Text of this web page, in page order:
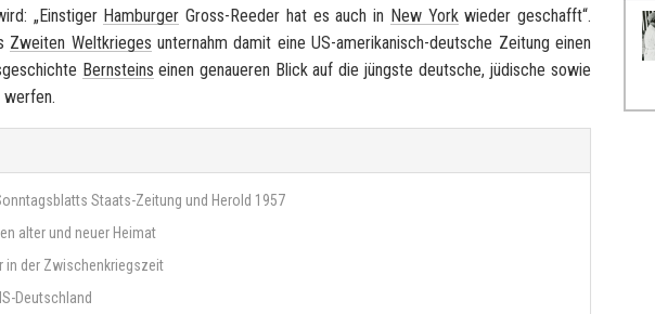
„Eins­ti­ger Ham­bur­ger Gross-​Reeder hat es auch in New Yorkwie­der ge­schafft“.
Zwei­ten Welt­krie­ges un­ter­nahm damit eine US-​amerikanisch-deutsche Zei­tung einen
Bern­steins einen ge­naue­ren Blick auf die jüngs­te deut­sche, jü­di­sche sowie
wer­fen.
Staats-Zeitung und Herold 1957
alter und neuer Heimat
in der Zwischenkriegszeit
Deutschland